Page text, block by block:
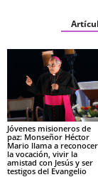
Jóvenes misioneros de
paz: Monseñor Héctor
Mario llama a reconocer
la vocación, vivir la
amistad con Jesús y ser
testigos del Evangelio